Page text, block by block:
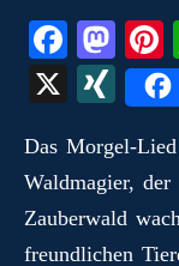
Fa
ce
bo
ok
M
as
to
do
n
t
X
X
N
G
Das
Waldmagier,
Zauberwald
freundlichen